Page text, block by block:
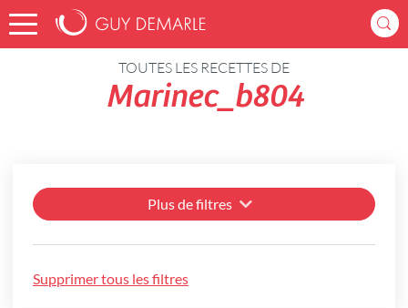
Accueil Recettes
TOUTES LES RECETTES DE
Marinec_b804
Plus de filtres
Supprimer tous les filtres